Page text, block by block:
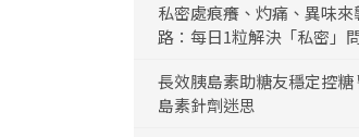
私密處痕癢、灼痛、異味來
路：每日1粒解決「私密」
長效胰島素助糖友穩定控糖
島素針劑迷思